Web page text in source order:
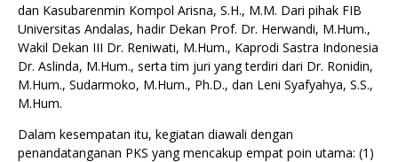
dan Kasubarenmin Kompol Arisna, S.H., M.M. Dari pihak FIB
Universitas Andalas, hadir Dekan Prof. Dr. Herwandi, M.Hum.,
Wakil Dekan III Dr. Reniwati, M.Hum., Kaprodi Sastra Indonesia
Dr. Aslinda, M.Hum., serta tim juri yang terdiri dari Dr. Ronidin,
M.Hum., Sudarmoko, M.Hum., Ph.D., dan Leni Syafyahya, S.S.,
M.Hum.
Dalam kesempatan itu, kegiatan diawali dengan
penandatanganan PKS yang mencakup empat poin utama: (1)